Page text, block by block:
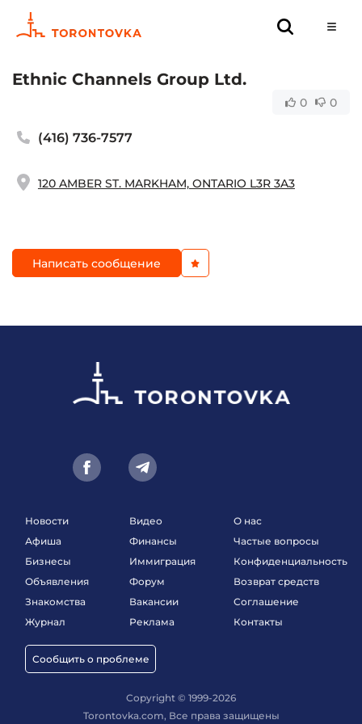
Ethnic Channels Group Ltd.
0 0
(416) 736-7577
120 AMBER ST. MARKHAM, ONTARIO L3R 3A3
Написать сообщение
Новости
Афиша
Бизнесы
Объявления
Знакомства
Журнал
Сообщить о проблеме
Видео
Финансы
Иммиграция
Форум
Вакансии
Реклама
О нас
Частые вопросы
Конфиденциальность
Возврат средств
Соглашение
Контакты
Copyright © 1999-2026
Torontovka.com, Все права защищены